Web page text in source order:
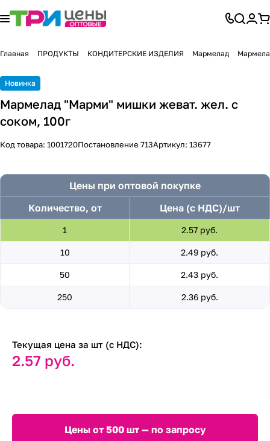
Главная ПРОДУКТЫ КОНДИТЕРСКИЕ ИЗДЕЛИЯ Мармелад
Новинка
Мармелад "Марми" мишки жеват. жел. с
соком, 100г
Код товара: 1001720Постановление 713Артикул: 13677
Цены при оптовой покупке
Количество, от
Цена (с НДС)/шт
1 2.57 руб.
10 2.49 руб.
50 2.43 руб.
250 2.36 руб.
Текущая цена за шт (с НДС):
2.57 руб.
Цены от 500 шт — по запросу